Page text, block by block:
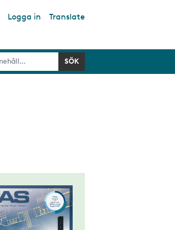
Logga in Translate